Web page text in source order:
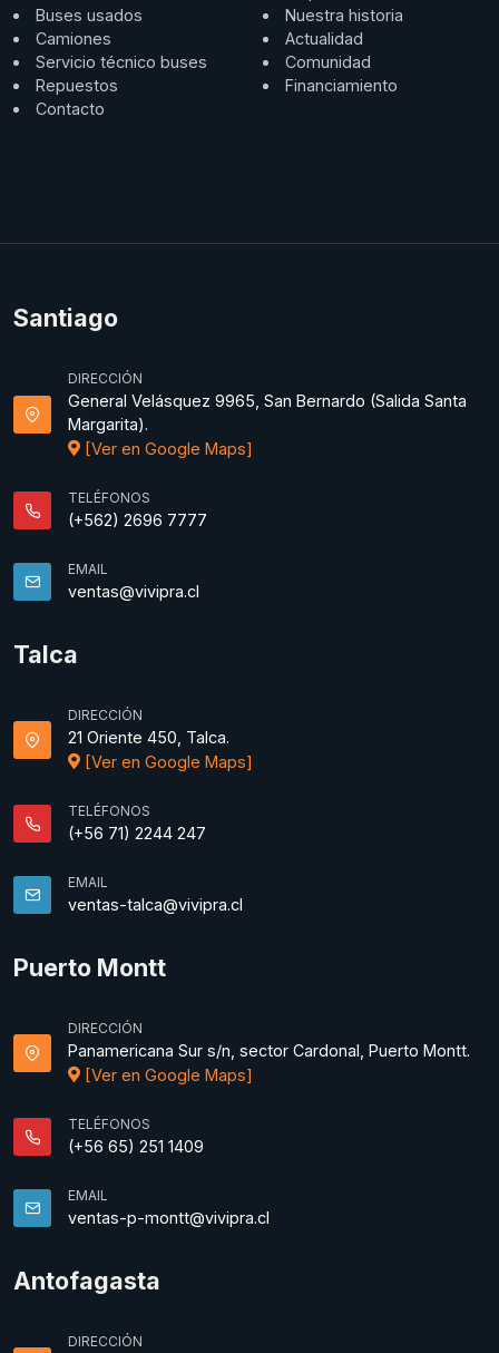
Buses usados
Camiones
Servicio técnico buses
Repuestos
Contacto
Nuestra historia
Actualidad
Comunidad
Financiamiento
Santiago
DIRECCIÓN
General Velásquez 9965, San Bernardo (Salida Santa
Margarita).
[Ver en Google Maps]
TELÉFONOS
(+562) 2696 7777
EMAIL
ventas@vivipra.cl
Talca
DIRECCIÓN
21 Oriente 450, Talca.
[Ver en Google Maps]
TELÉFONOS
(+56 71) 2244 247
EMAIL
ventas-talca@vivipra.cl
Puerto Montt
DIRECCIÓN
Panamericana Sur s/n, sector Cardonal, Puerto Montt.
[Ver en Google Maps]
TELÉFONOS
(+56 65) 251 1409
EMAIL
ventas-p-montt@vivipra.cl
Antofagasta
DIRECCIÓN